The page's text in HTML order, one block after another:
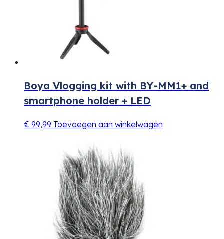
Boya Vlogging kit with BY-MM1+ and
smartphone holder + LED
€ 99,99 Toevoegen aan winkelwagen